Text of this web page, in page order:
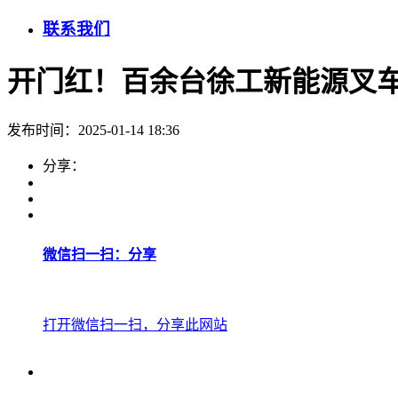
联系我们
开门红！百余台徐工新能源叉
发布时间：2025-01-14 18:36
分享：
微信扫一扫：分享
打开微信扫一扫，分享此网站